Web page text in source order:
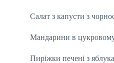
Салат з капусти з
Мандарини в
Пиріжки печені з